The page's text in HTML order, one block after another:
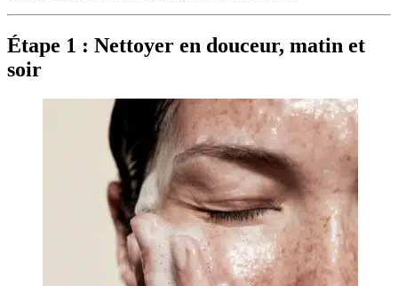
Étape 1 : Nettoyer en douceur, matin et
soir